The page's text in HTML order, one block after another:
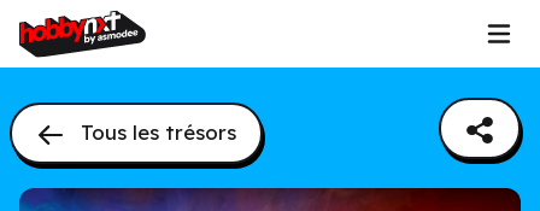
Tous les trésors